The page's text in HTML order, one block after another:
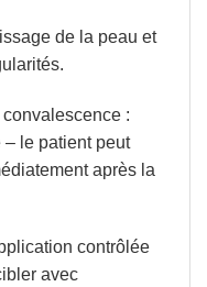
de la peau et
:
le patient peut
après la
contrôlée
avec